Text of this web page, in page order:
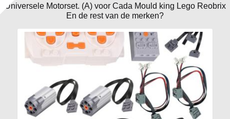
Universele Motorset. (A) voor Cada Mould king Lego Reobrix
En de rest van de merken?